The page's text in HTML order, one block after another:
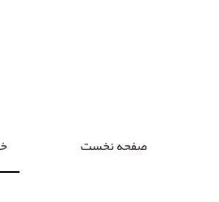
صفحه نخست